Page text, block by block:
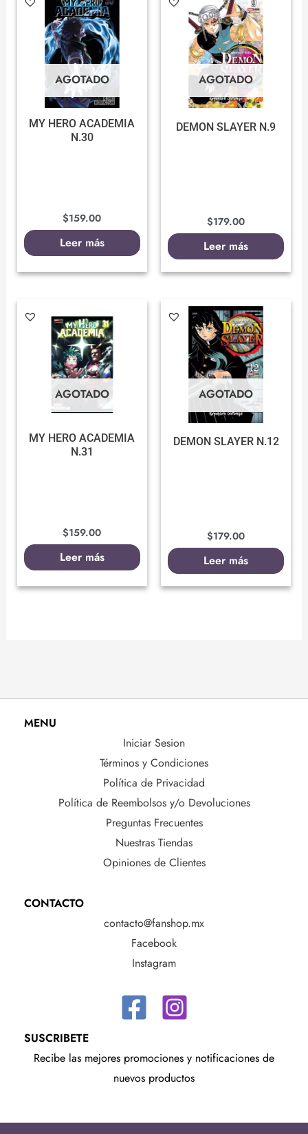
AGOTADO
MY HERO ACADEMIA
N.30
$159.00
Leer más
AGOTADO
DEMON SLAYER N.9
$179.00
Leer más
AGOTADO
MY HERO ACADEMIA
N.31
$159.00
Leer más
AGOTADO
DEMON SLAYER N.12
$179.00
Leer más
MENU
Iniciar Sesion
Términos y Condiciones
Política de Privacidad
Política de Reembolsos y/o Devoluciones
Preguntas Frecuentes
Nuestras Tiendas
Opiniones de Clientes
CONTACTO
contacto@fanshop.mx
Facebook
Instagram
SUSCRIBETE
Recibe las mejores promociones y notificaciones de
nuevos productos